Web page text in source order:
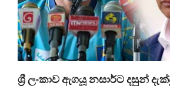
ශ්‍රී ලංකාව ඇගයූ නසාර්ට දසුන්